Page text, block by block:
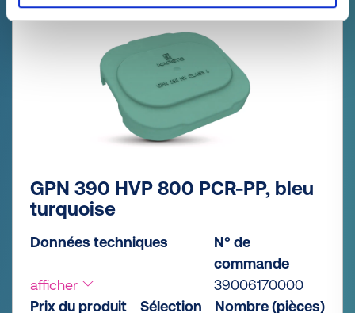
GPN 390 HVP 800 PCR-PP, bleu
turquoise
Données techniques
afficher
N° de
commande
39006170000
Prix du produit
Sélection
Nombre (pièces)